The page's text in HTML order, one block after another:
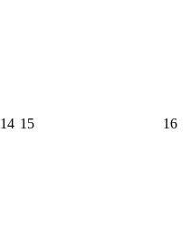
14 15 16